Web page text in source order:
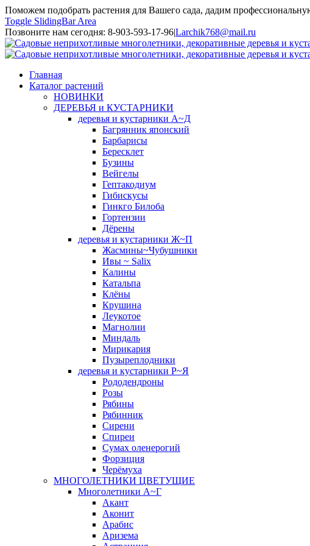
Поможем подобрать растения для Вашего сада, дадим
Toggle SlidingBar Area
Позвоните нам сегодня: 8-903-593-17-96|Larchik768@mail.ru
Главная
Каталог растений
НОВИНКИ
ДЕРЕВЬЯ и КУСТАРНИКИ
деревья и кустарники А~Д
Багрянник японский
Барбарисы
Бересклет
Бузины
Вейгелы
Гептакодиум
Гибискусы
Гинкго Билоба
Гортензии
Дёрены
деревья и кустарники Ж~П
Жасмины~Чубушники
Ивы ~ Salix
Калины
Катальпа
Клёны
Крушина
Леукотое
Магнолии
Миндаль
Мирикария
Пузыреплодники
деревья и кустарники Р~Я
Рододендроны
Розы
Рябины
Рябинник
Сирени
Спиреи
Сумах оленерогий
Форзиция
Черёмуха
МНОГОЛЕТНИКИ ЦВЕТУЩИЕ
Многолетники А~Г
Акант
Аконит
Арабис
Аризема